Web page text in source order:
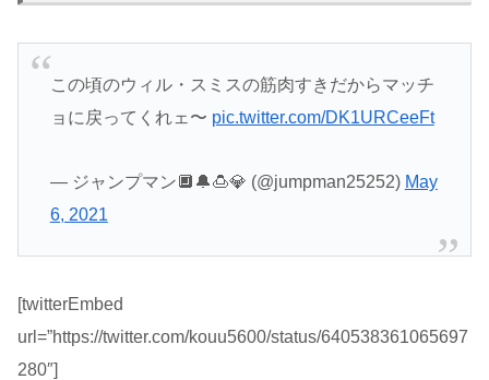
この頃のウィル・スミスの筋肉すきだからマッチ
ョに戻ってくれェ〜 pic.twitter.com/DK1URCeeFt
— ジャンプマン🔲🔔🍮💎 (@jumpman25252) May
6, 2021
[twitterEmbed
url=”https://twitter.com/kouu5600/status/640538361065697
280″]